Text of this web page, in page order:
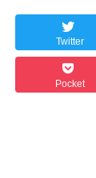
Twitter
Pocket